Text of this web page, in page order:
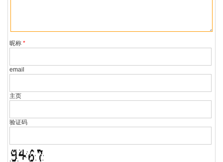
昵称*
email
主页
验证码